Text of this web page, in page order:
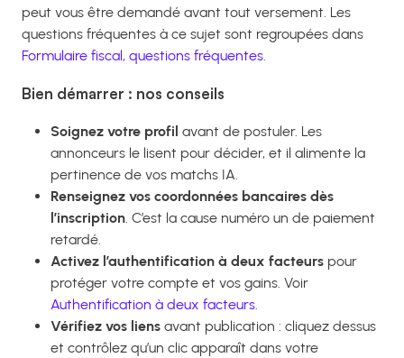
peut vous être demandé avant tout versement. Les
questions fréquentes à ce sujet sont regroupées dans
Formulaire fiscal, questions fréquentes
Bien démarrer : nos conseils
Soignez votre profil avant de postuler. Les
annonceurs le lisent pour décider, et il alimente la
pertinence de vos matchs IA.
Renseignez vos coordonnées bancaires dès
l’inscription. C’est la cause numéro un de paiement
retardé.
Activez l’authentification à deux facteurs pour
protéger votre compte et vos gains. Voir
Authentification à deux facteurs.
Vérifiez vos liens avant publication : cliquez dessus
et contrôlez qu’un clic apparaît dans votre